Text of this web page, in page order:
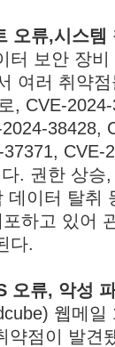
오류,시스템
터 보안 장비
여러 취약
, CVE-
38428,
CVE-
. 권한 상승
데이터 탈취
하고 있어
다.
오류, 악성
웹메일
약점이 발견